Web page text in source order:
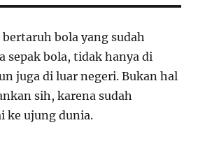
bola yang sudah
sepak bola, tidak hanya di
juga di luar negeri. Bukan hal
sih, karena sudah
ke ujung dunia.